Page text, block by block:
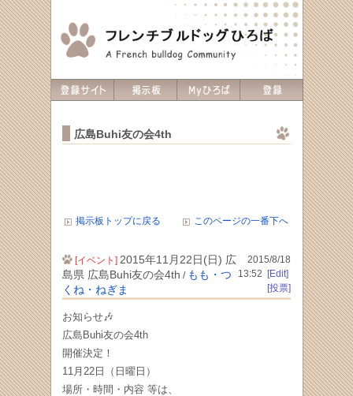
広島Buhi友の会4th
掲示板トップに戻る このページの一番下へ
[イベント] 2015年11月22日(日) 広
島県 広島Buhi友の会4th / もも・つ
くね・ねぎま
2015/8/18
13:52
[Edit]
[投票]
お知らせ🎶
広島Buhi友の会4th
開催決定！
11月22日（日曜日）
場所・時間・内容 等は、